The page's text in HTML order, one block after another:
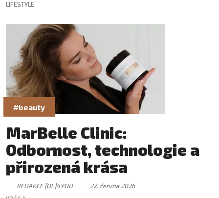
LIFESTYLE
#beauty
MarBelle Clinic:
Odbornost, technologie a
přirozená krása
REDAKCE [OL]4YOU
22. června 2026